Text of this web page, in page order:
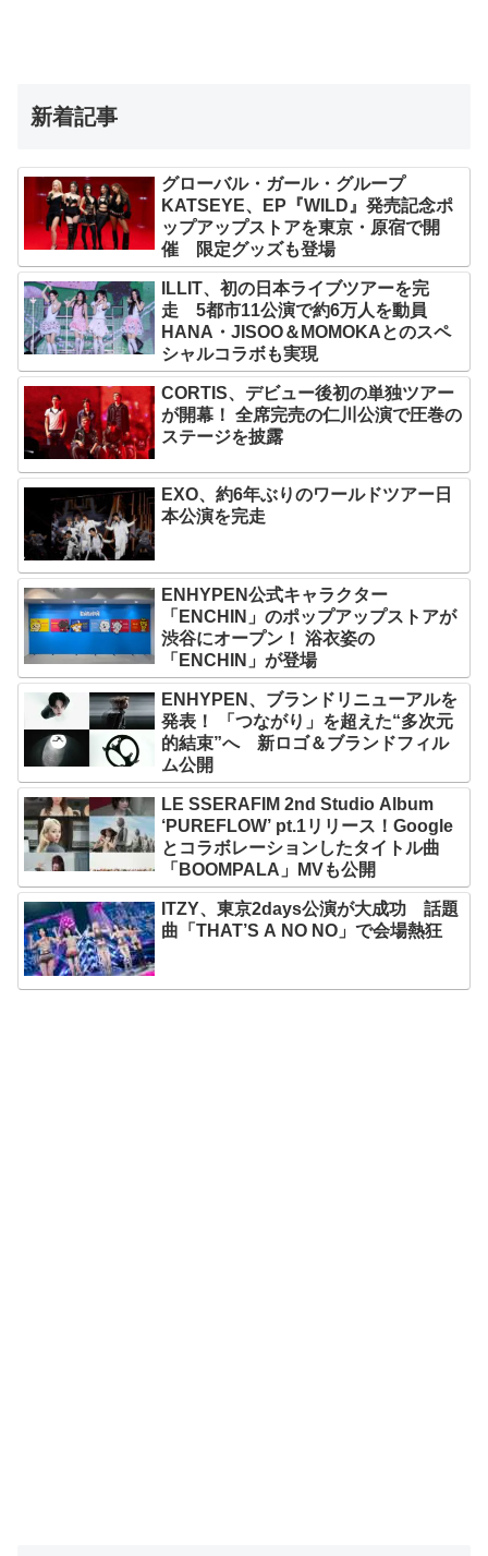
新着記事
グローバル・ガール・グループ
KATSEYE、EP『WILD』発売記念ポ
ップアップストアを東京・原宿で開
催 限定グッズも登場
ILLIT、初の日本ライブツアーを完
走 5都市11公演で約6万人を動員
HANA・JISOO＆MOMOKAとのスペ
シャルコラボも実現
CORTIS、デビュー後初の単独ツアー
が開幕！ 全席完売の仁川公演で圧巻の
ステージを披露
EXO、約6年ぶりのワールドツアー日
本公演を完走
ENHYPEN公式キャラクター
「ENCHIN」のポップアップストアが
渋谷にオープン！ 浴衣姿の
「ENCHIN」が登場
ENHYPEN、ブランドリニューアルを
発表！ 「つながり」を超えた“多次元
的結束”へ 新ロゴ＆ブランドフィル
ム公開
LE SSERAFIM 2nd Studio Album
‘PUREFLOW’ pt.1リリース！Google
とコラボレーションしたタイトル曲
「BOOMPALA」MVも公開
ITZY、東京2days公演が大成功 話題
曲「THAT’S A NO NO」で会場熱狂